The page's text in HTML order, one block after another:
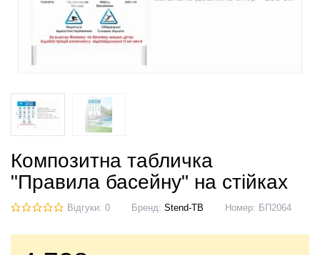
Композитна табличка
"Правила басейну" на стійках
Відгуки: 0 Бренд: Stend-TB Номер: БП2064